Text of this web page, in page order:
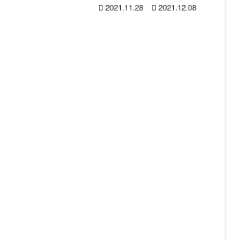
2021.11.28 2021.12.08